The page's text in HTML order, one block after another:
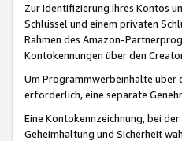
Zur Identifizierung Ihres Kontos
Schlüssel und einem privaten
Rahmen des Amazon-
Kontokennungen über den
Um Programmwerbeinhalte über
erforderlich, eine separate
Eine Kontokennzeichnung, bei
Geheimhaltung und Sicherheit